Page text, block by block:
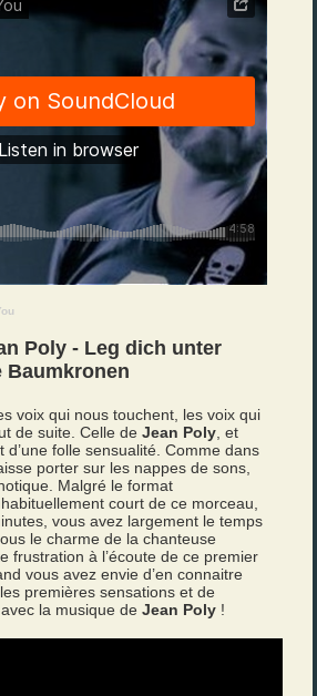
Poly - Leg dich unter
Baumkronen
voix qui nous touchent, les voix qui
de suite. Celle deJean Poly , et
d’une folle sensualité. Comme dans
porter sur les nappes de sons,
Malgré le format
court de ce morceau,
vous avez largement le temps
le charme de la chanteuse
frustration à l’écoute de ce premier
vous avez envie d’en connaitre
premières sensations et de
la musique deJean Poly !